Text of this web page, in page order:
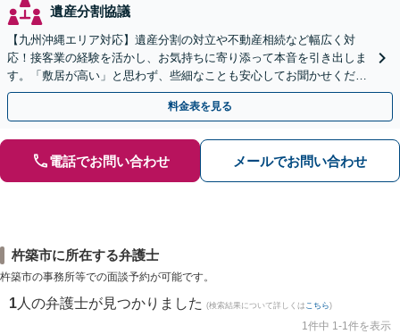
遺産分割協議
【九州沖縄エリア対応】遺産分割の対立や不動産相続など幅広く対
応！接客業の経験を活かし、お気持ちに寄り添って本音を引き出しま
す。「敷居が高い」と思わず、些細なことも安心してお聞かせくださ
い【初回相談無料】【夜間・休日相談可】
料金表を見る
電話でお問い合わせ メールでお問い合わせ
杵築市に所在する弁護士
杵築市の事務所等での面談予約が可能です。
1 人の弁護士が見つかりました (検索結果について詳しくは こちら)
1件中 1-1件を表示